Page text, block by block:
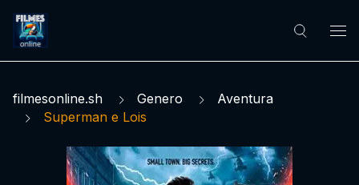
filmesonline.sh Genero
Aventura
Superman e Lois